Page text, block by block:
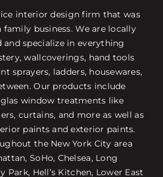
interior design firm that was
family business. We are locally
and specialize in everything
wallcoverings, hand tools
sprayers, ladders, housewares,
Our products include
window treatments like
curtains, and more as well as
paints and exterior paints.
the New York City area
SoHo, Chelsea, Long
Park, Hell’s Kitchen, Lower East